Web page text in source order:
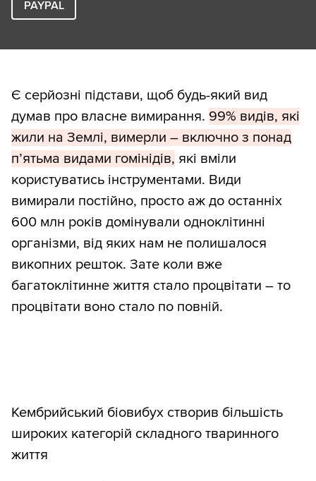
PAYPAL
Є серйозні підстави, щоб будь-який вид
думав про власне вимирання. 99% видів, які
жили на Землі, вимерли – включно з понад
п’ятьма видами гомінідів, які вміли
користуватись інструментами. Види
вимирали постійно, просто аж до останніх
600 млн років домінували одноклітинні
організми, від яких нам не полишалося
викопних решток. Зате коли вже
багатоклітинне життя стало процвітати – то
процвітати воно стало по повній.
Кембрийський біовибух створив більшість
широких категорій складного тваринного
життя